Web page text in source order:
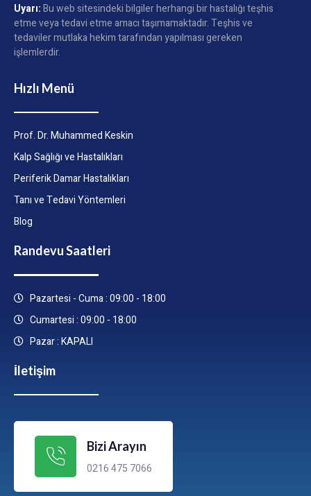
Uyarı:Bu web sitesindeki bilgiler herhangi bir hastalığı teşhis
etme veya tedavi etme amacı taşımamaktadır. Teşhis ve
tedaviler mutlaka hekim tarafından yapılması gereken
işlemlerdir.
Hızlı Menü
Prof. Dr. Muhammed Keskin
Kalp Sağlığı ve Hastalıkları
Periferik Damar Hastalıkları
Tanı ve Tedavi Yöntemleri
Blog
Randevu Saatleri
Pazartesi - Cuma : 09:00 - 18:00
Cumartesi : 09:00 - 18:00
Pazar : KAPALI
İletişim
Bizi Arayın
0216 475 7066